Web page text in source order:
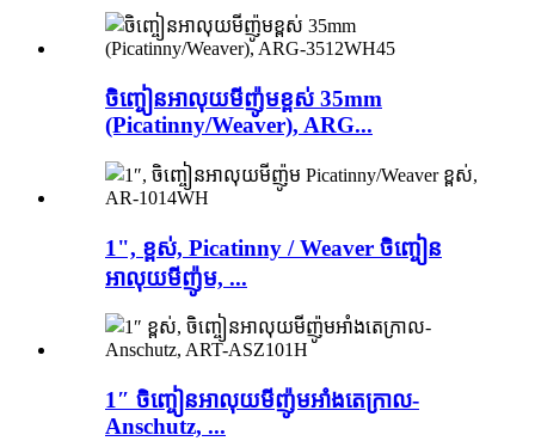
ចិញ្ចៀនអាលុយមីញ៉ូមខ្ពស់ 35mm
(Picatinny/Weaver), ARG...
1", ខ្ពស់, Picatinny / Weaver ចិញ្ចៀន
អាលុយមីញ៉ូម, ...
1″ ចិញ្ចៀនអាលុយមីញ៉ូមអាំងតេក្រាល-
Anschutz, ...